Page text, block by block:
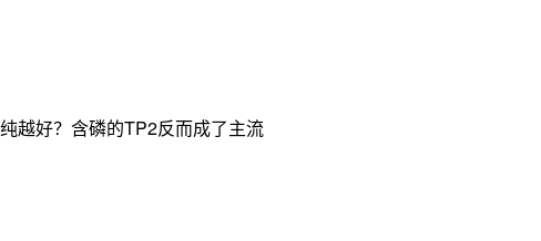
越好？含磷的TP2反而成了主流